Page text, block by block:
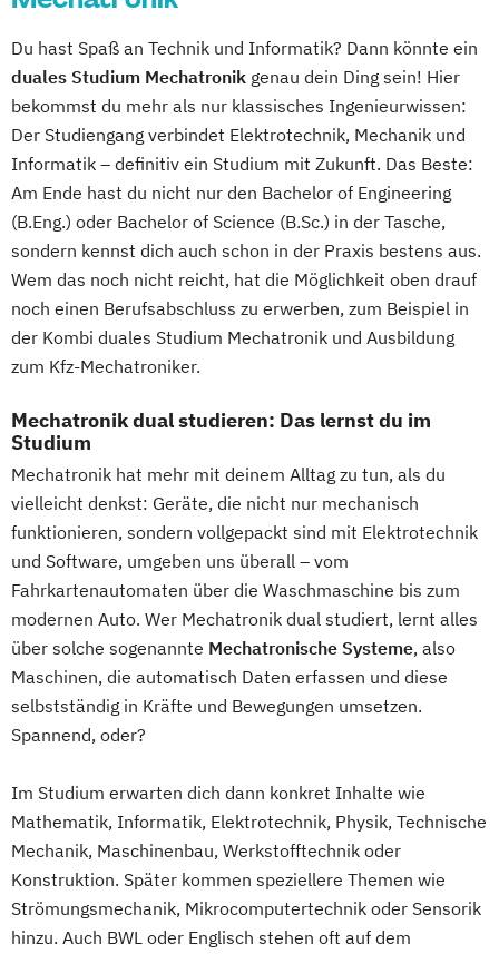
Du hast Spaß an Technik und Informatik? Dann könnte ein
duales Studium Mechatronik genau dein Ding sein! Hier
bekommst du mehr als nur klassisches Ingenieurwissen:
Der Studiengang verbindet Elektrotechnik, Mechanik und
Informatik – definitiv ein Studium mit Zukunft. Das Beste:
Am Ende hast du nicht nur den Bachelor of Engineering
(B.Eng.) oder Bachelor of Science (B.Sc.) in der Tasche,
sondern kennst dich auch schon in der Praxis bestens aus.
Wem das noch nicht reicht, hat die Möglichkeit oben drauf
noch einen Berufsabschluss zu erwerben, zum Beispiel in
der Kombi duales Studium Mechatronik und Ausbildung
zum Kfz-Mechatroniker.
Mechatronik dual studieren: Das lernst du im
Studium
Mechatronik hat mehr mit deinem Alltag zu tun, als du
vielleicht denkst: Geräte, die nicht nur mechanisch
funktionieren, sondern vollgepackt sind mit Elektrotechnik
und Software, umgeben uns überall – vom
Fahrkartenautomaten über die Waschmaschine bis zum
modernen Auto. Wer Mechatronik dual studiert, lernt alles
über solche sogenannte Mechatronische Systeme, also
Maschinen, die automatisch Daten erfassen und diese
selbstständig in Kräfte und Bewegungen umsetzen.
Spannend, oder?
Im Studium erwarten dich dann konkret Inhalte wie
Mathematik, Informatik, Elektrotechnik, Physik, Technische
Mechanik, Maschinenbau, Werkstofftechnik oder
Konstruktion. Später kommen speziellere Themen wie
Strömungsmechanik, Mikrocomputertechnik oder Sensorik
hinzu. Auch BWL oder Englisch stehen oft auf dem